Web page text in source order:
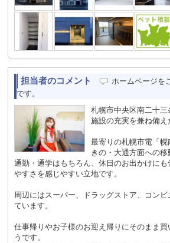
担当者のコメント
ホームページを
です。
札幌市中央区南二十
施設の充実を兼ね備え
最寄りの札幌市電「
きの・大通方面への移
通勤・通学はもちろん、休日のお出かけに
やすさを感じやすい立地です。
周辺にはスーパー、ドラッグストア、コン
ています。
仕事帰りやお子様のお迎え帰りにそのまま
うです。